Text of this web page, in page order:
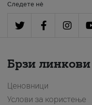
Следете нè
Брзи линкови
Ценовници
Услови за користење